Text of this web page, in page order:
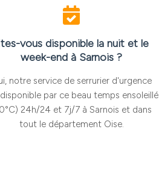
vous disponible la nuit et le
week-end à Sarnois ?
notre service de serrurier d'urgence
par ce beau temps ensoleillé
24h/24 et 7j/7 à Sarnois et dans
tout le département Oise.